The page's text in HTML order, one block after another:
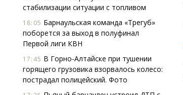
стабилизации ситуации с топливом
18:05 Барнаульская команда «Трегуб»
поборется за выход в полуфинал
Первой лиги КВН
17:45 В Горно-Алтайске при тушении
горящего грузовика взорвалось колесо:
пострадал полицейский. Фото